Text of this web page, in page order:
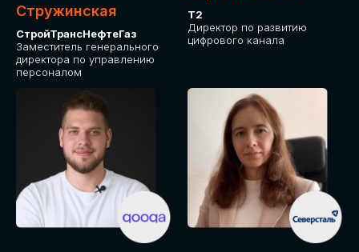
Стружинская
СтройТрансНефтеГаз
Заместитель генерального
директора по управлению
персоналом
Т2
Директор по развитию
цифрового канала
СРЕДИ ПАРТНЕРОВ
МЕРОПРИЯТИЯ